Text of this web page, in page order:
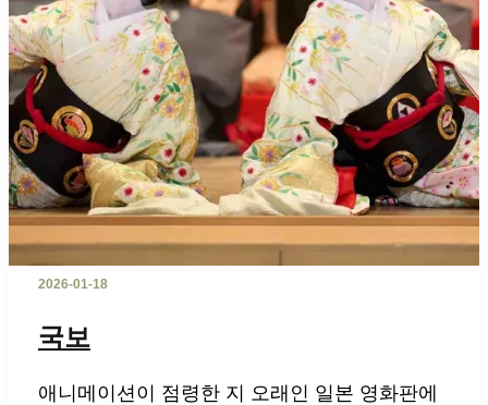
2026-01-18
국보
애니메이션이 점령한 지 오래인 일본 영화판에